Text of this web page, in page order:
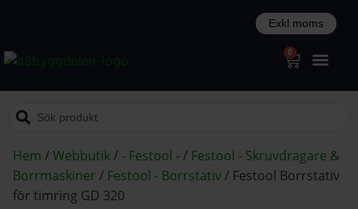
0
Hem /Webbutik/ - Festool -/ Festool - Skruvdragare &
Borrmaskiner / Festool - Borrstativ/ Festool Borrstativ
för timring GD 320